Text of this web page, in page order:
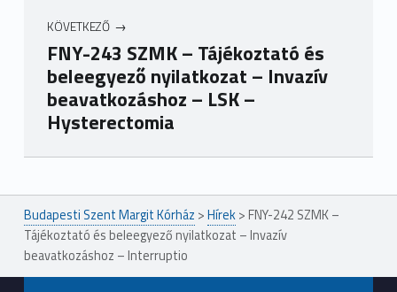
KÖVETKEZŐ
FNY-243 SZMK – Tájékoztató és
beleegyező nyilatkozat – Invazív
beavatkozáshoz – LSK –
Hysterectomia
Ugrás a főmenühöz
Budapesti Szent Margit Kórház >Hírek> FNY-242 SZMK –
Tájékoztató és beleegyező nyilatkozat – Invazív
beavatkozáshoz – Interruptio